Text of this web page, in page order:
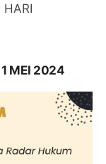
MEI 2024